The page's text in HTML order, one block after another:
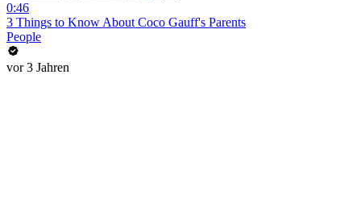
0:46
3 Things to Know About Coco Gauff's Parents
People
vor 3 Jahren